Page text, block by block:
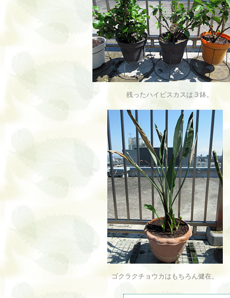
残ったハイビスカスは３鉢。
ゴクラクチョウカはもちろん健在。